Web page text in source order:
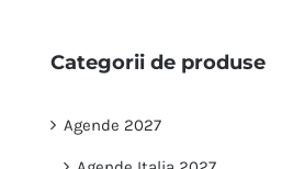
Categorii de produse
Agende 2027